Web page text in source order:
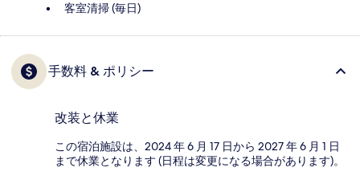
客室清掃 (毎日)
手数料 & ポリシー
改装と休業
この宿泊施設は、2024 年 6 月 17 日から 2027 年 6 月 1 日
まで休業となります (日程は変更になる場合があります)。